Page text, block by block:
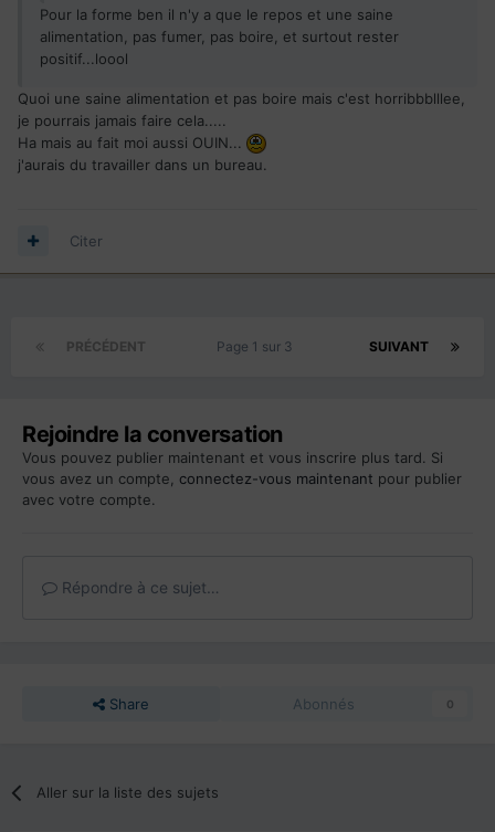
Pour la forme ben il n'y a que le repos et une saine
alimentation, pas fumer, pas boire, et surtout rester
positif...loool
Quoi une saine alimentation et pas boire mais c'est horribbblllee,
je pourrais jamais faire cela.....
Ha mais au fait moi aussi OUIN...
j'aurais du travailler dans un bureau.
Citer
PRÉCÉDENT SUIVANT
Page 1 sur 3
Rejoindre la conversation
Vous pouvez publier maintenant et vous inscrire plus tard. Si
vous avez un compte, connectez-vous maintenant pour publier
avec votre compte.
Répondre à ce sujet…
Share Abonnés 0
Aller sur la liste des sujets